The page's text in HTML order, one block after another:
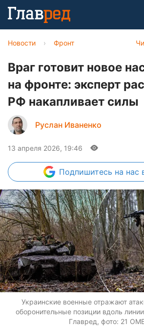
Новости › Фронт
Враг готовит новое
на фронте: эксперт
РФ накапливает силы
Руслан Иваненко
13 апреля 2026, 19:46
Подпишитесь на нас
Украинские военные отражают
оборонительные позиции вдоль
Главред, фото: 21